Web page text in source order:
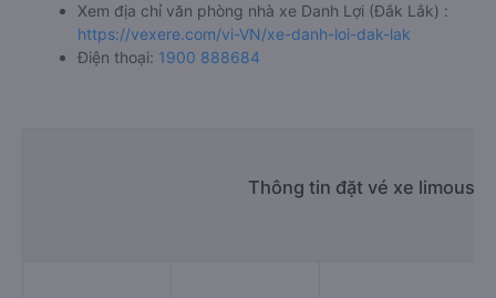
Xem địa chỉ văn phòng nhà xe Danh Lợi (Đắk Lắk) :
https://vexere.com/vi-VN/xe-danh-loi-dak-lak
Điện thoại: 1900 888684
Thông tin đặt vé xe